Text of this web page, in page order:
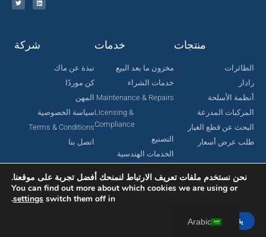
منتجات
الطائرات
رادار
أنظمة الأسلحة
المركبات المدرعة
البحث عن قطع الغيار
طلب عرض أسعار
خدمات
مخزون ما بعد البيع
خدمات الشراء
Maintenance & Repairs
Licensing &
Compliance
التصنيع
الخدمات الهندسية
شركة
نبذة عن ماك
كن موردًا
المهن
سياسة الخصوصية
Terms & Conditions
اتصل بنا
Arabic
نحن نستخدم ملفات تعريف الارتباط لنمنحك أفضل تجربة على موقعنا.
You can find out more about which cookies we are using or
switch them off in
settings
.
يقبل